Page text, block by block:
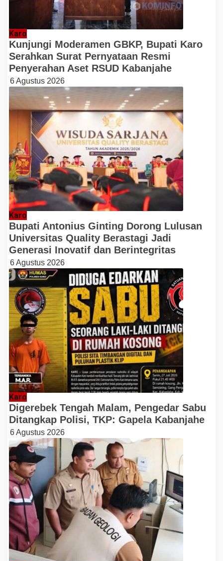
Karo
Kunjungi Moderamen GBKP, Bupati Karo
Serahkan Surat Pernyataan Resmi
Penyerahan Aset RSUD Kabanjahe
6 Agustus 2026
Karo
Bupati Antonius Ginting Dorong Lulusan
Universitas Quality Berastagi Jadi
Generasi Inovatif dan Berintegritas
6 Agustus 2026
Karo
Digerebek Tengah Malam, Pengedar Sabu
Ditangkap Polisi, TKP: Gapela Kabanjahe
6 Agustus 2026